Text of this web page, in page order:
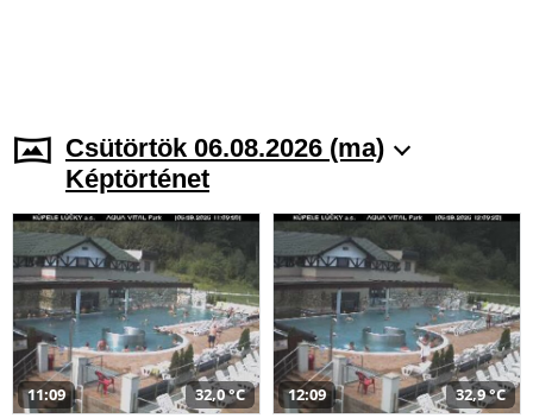
Csütörtök 06.08.2026 (ma)
Képtörténet
11:09 32,0 °C 12:09 32,9 °C